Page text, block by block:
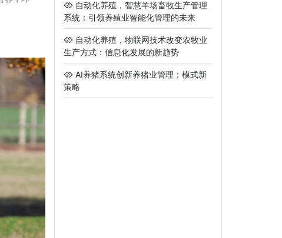
自动化养殖，智慧羊场畜牧生产管理
系统：引领养殖业智能化管理的未来
自动化养殖，物联网技术改变农牧业
生产方式：信息化发展的新趋势
AI养猪系统创新养猪业管理：模式新
策略